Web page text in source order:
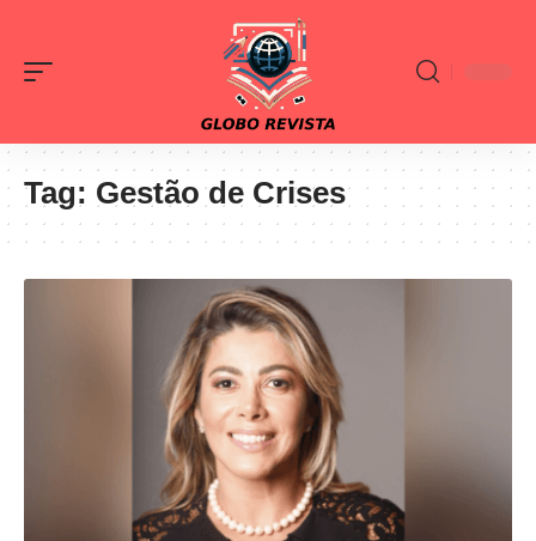
Tag: Gestão de Crises